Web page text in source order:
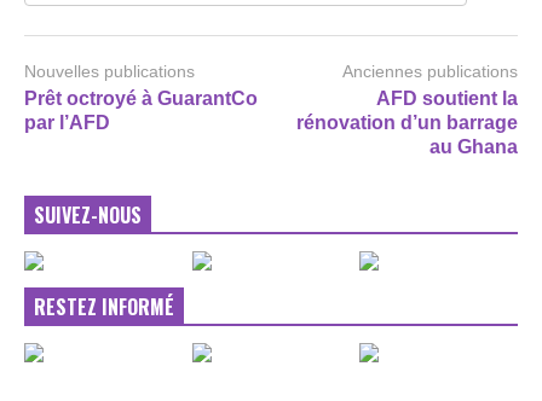
Nouvelles publications
Prêt octroyé à GuarantCo
par l’AFD
Anciennes publications
AFD soutient la
rénovation d’un barrage
au Ghana
SUIVEZ-NOUS
RESTEZ INFORMÉ